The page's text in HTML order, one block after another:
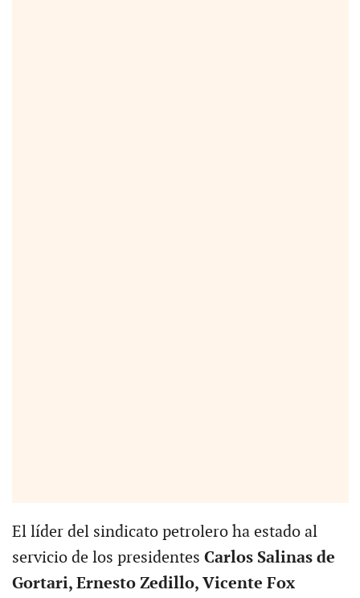
El líder del sindicato petrolero ha estado al
servicio de los presidentes Carlos Salinas de
Gortari, Ernesto Zedillo, Vicente Fox